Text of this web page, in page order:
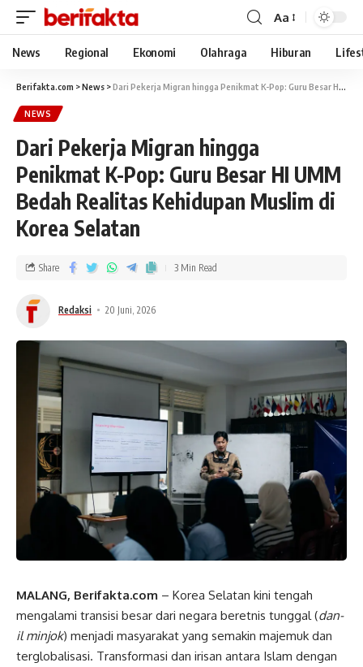
Aa
News Regional Ekonomi Olahraga Hiburan
Berifakta.com >News >Dari Pekerja Migran hingga Penikmat K-Pop: Guru Besar HI UMM Bedah Realitas Kehidupan Muslim di Korea Selatan
NEWS
Dari Pekerja Migran hingga
Penikmat K-Pop: Guru Besar HI UMM
Bedah Realitas Kehidupan Muslim di
Korea Selatan
Redaksi 20 Juni, 2026
Share 3 Min Read
MALANG, Berifakta.com – Korea Selatan kini tengah
mengalami transisi besar dari negara beretnis tunggal (dan-
il minjok) menjadi masyarakat yang semakin majemuk dan
terglobalisasi. Transformasi dan irisan antara Islam dengan